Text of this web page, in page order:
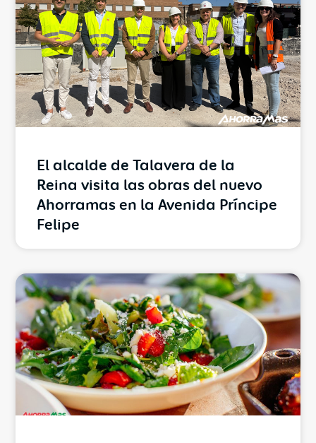
El alcalde de Talavera de la
Reina visita las obras del nuevo
Ahorramas en la Avenida Príncipe
Felipe